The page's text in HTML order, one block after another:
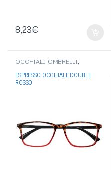
8,23€
OCCHIALI-OMBRELLI
ESPRESSO OCCHIALE DOUBLE
ROSSO